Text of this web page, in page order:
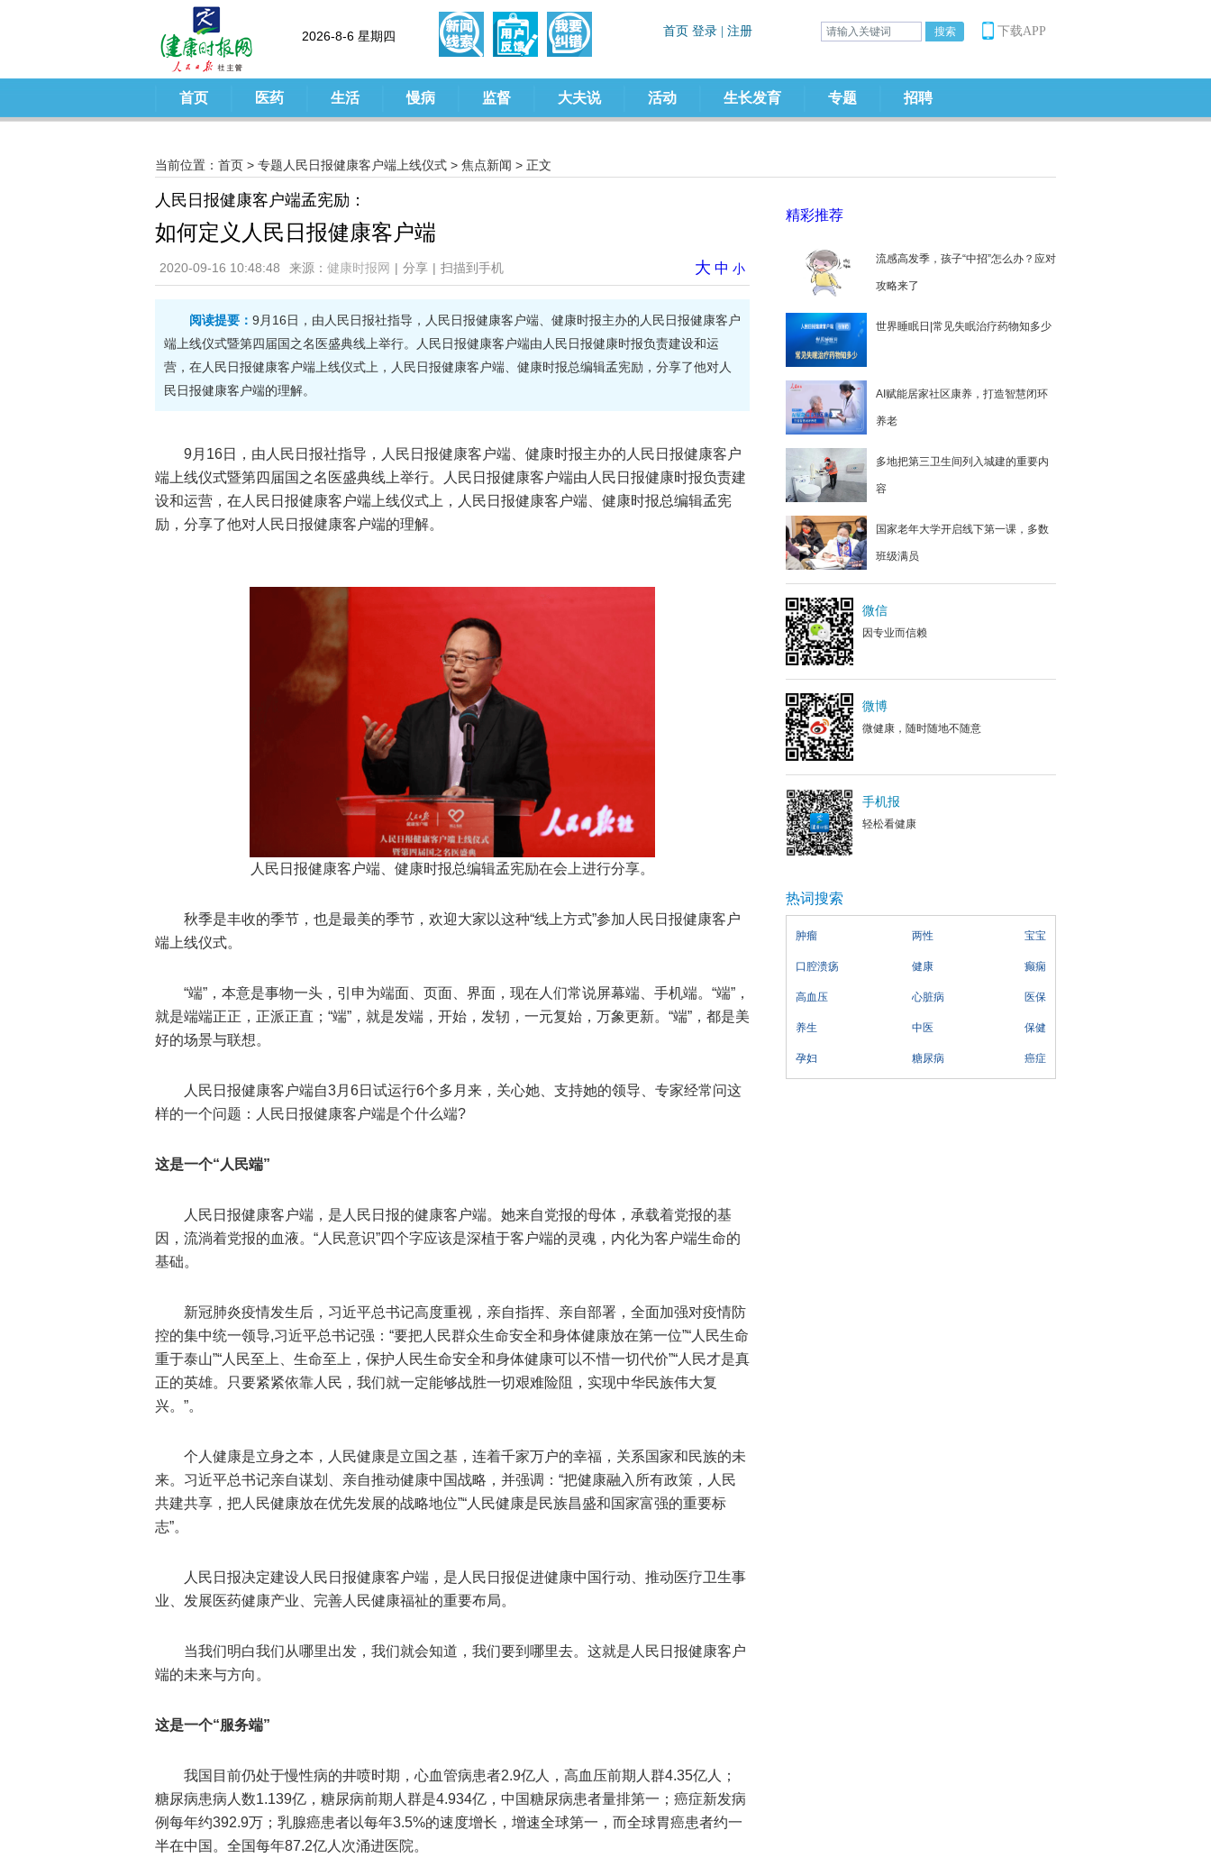
2026-8-6 星期四 下载APP
首页 医药 生活 慢病 监督 大夫说 活动 生长发育 专题 招聘
当前位置： 首页 > 专题人民日报健康客户端上线仪式 > 焦点新闻 > 正文
人民日报健康客户端孟宪励：
如何定义人民日报健康客户端
2020-09-16 10:48:48 来源： 健康时报网 | 分享 | 扫描到手机 大 中 小
阅读提要： 9月16日，由人民日报社指导，人民日报健康客户端、健康时报主办的人民日报健康客户
端上线仪式暨第四届国之名医盛典线上举行。人民日报健康客户端由人民日报健康时报负责建设和运
营，在人民日报健康客户端上线仪式上，人民日报健康客户端、健康时报总编辑孟宪励，分享了他对人
民日报健康客户端的理解。
9月16日，由人民日报社指导，人民日报健康客户端、健康时报主办的人民日报健康客户
端上线仪式暨第四届国之名医盛典线上举行。人民日报健康客户端由人民日报健康时报负责建
设和运营，在人民日报健康客户端上线仪式上，人民日报健康客户端、健康时报总编辑孟宪
励，分享了他对人民日报健康客户端的理解。
人民日报健康客户端、健康时报总编辑孟宪励在会上进行分享。
秋季是丰收的季节，也是最美的季节，欢迎大家以这种“线上方式”参加人民日报健康客户
端上线仪式。
“端”，本意是事物一头，引申为端面、页面、界面，现在人们常说屏幕端、手机端。“端”，
就是端端正正，正派正直；“端”，就是发端，开始，发轫，一元复始，万象更新。“端”，都是美
好的场景与联想。
人民日报健康客户端自3月6日试运行6个多月来，关心她、支持她的领导、专家经常问这
样的一个问题：人民日报健康客户端是个什么端?
这是一个“人民端”
人民日报健康客户端，是人民日报的健康客户端。她来自党报的母体，承载着党报的基
因，流淌着党报的血液。“人民意识”四个字应该是深植于客户端的灵魂，内化为客户端生命的
基础。
新冠肺炎疫情发生后，习近平总书记高度重视，亲自指挥、亲自部署，全面加强对疫情防
控的集中统一领导,习近平总书记强：“要把人民群众生命安全和身体健康放在第一位”“人民生命
重于泰山”“人民至上、生命至上，保护人民生命安全和身体健康可以不惜一切代价”“人民才是真
正的英雄。只要紧紧依靠人民，我们就一定能够战胜一切艰难险阻，实现中华民族伟大复
兴。”。
个人健康是立身之本，人民健康是立国之基，连着千家万户的幸福，关系国家和民族的未
来。习近平总书记亲自谋划、亲自推动健康中国战略，并强调：“把健康融入所有政策，人民
共建共享，把人民健康放在优先发展的战略地位”“人民健康是民族昌盛和国家富强的重要标
志”。
人民日报决定建设人民日报健康客户端，是人民日报促进健康中国行动、推动医疗卫生事
业、发展医药健康产业、完善人民健康福祉的重要布局。
当我们明白我们从哪里出发，我们就会知道，我们要到哪里去。这就是人民日报健康客户
端的未来与方向。
这是一个“服务端”
我国目前仍处于慢性病的井喷时期，心血管病患者2.9亿人，高血压前期人群4.35亿人；
糖尿病患病人数1.139亿，糖尿病前期人群是4.934亿，中国糖尿病患者量排第一；癌症新发病
例每年约392.9万；乳腺癌患者以每年3.5%的速度增长，增速全球第一，而全球胃癌患者约一
半在中国。全国每年87.2亿人次涌进医院。
精彩推荐
流感高发季，孩子“中招”怎么办？应对
攻略来了
世界睡眠日|常见失眠治疗药物知多少
AI赋能居家社区康养，打造智慧闭环
养老
多地把第三卫生间列入城建的重要内
容
国家老年大学开启线下第一课，多数
班级满员
微信
因专业而信赖
微博
微健康，随时随地不随意
手机报
轻松看健康
热词搜索
肿瘤 两性 宝宝
口腔溃疡 健康 癫痫
高血压 心脏病 医保
养生 中医 保健
孕妇 糖尿病 癌症